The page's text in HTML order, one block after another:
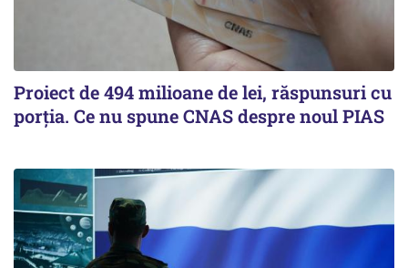
Proiect de 494 milioane de lei, răspunsuri cu
porția. Ce nu spune CNAS despre noul PIAS